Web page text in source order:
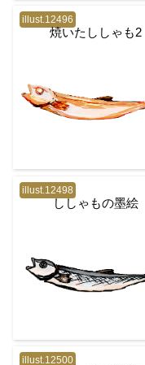
illust.12496
焼いたししゃも2
illust.12498
ししゃもの墨絵
illust.12500